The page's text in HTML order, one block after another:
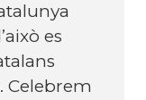
es
Celebrem